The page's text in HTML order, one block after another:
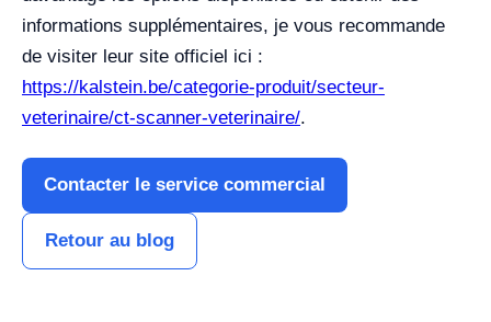
informations supplémentaires, je vous recommande
de visiter leur site officiel ici :
https://kalstein.be/categorie-produit/secteur-
veterinaire/ct-scanner-veterinaire/.
Contacter le service commercial
Retour au blog